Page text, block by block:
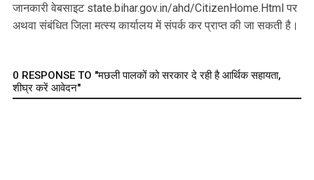
जानकारी वेबसाइट state.bihar.gov.in/ahd/CitizenHome.Html पर
अथवा संबंधित जिला मत्स्य कार्यालय में संपर्क कर प्राप्त की जा सकती है।
0 RESPONSE TO "मछली पालकों को सरकार दे रही है आर्थिक सहायता,
शीघ्र करें आवेदन"